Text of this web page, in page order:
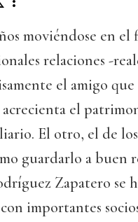
moviéndose en
relaciones -
el amigo
el
El otro, el de
guardarlo a buen
Zapatero se
importantes